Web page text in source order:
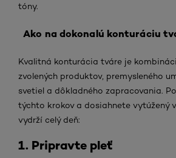
tóny.
Ako na dokonalú konturáciu
Kvalitná konturácia tváre je
zvolených produktov, premysleného
svetiel a dôkladného zapracovania.
týchto krokov a dosiahnete vytúžený
vydrží celý deň:
1. Pripravte pleť